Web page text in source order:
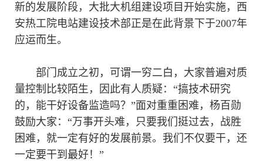
新的发展阶段，大批大机组建设项目开始实施，西
安热工院电站建设技术部正是在此背景下于2007年
应运而生。
部门成立之初，可谓一穷二白，大家普遍对质
量控制比较陌生，因此有人质疑：“搞技术研究
的，能干好设备监造吗？”面对重重困难，杨百勋
鼓励大家：“万事开头难，只要我们挺过去，战胜
困难，就一定有好的发展前景。我们不仅要干，还
一定要干到最好！”